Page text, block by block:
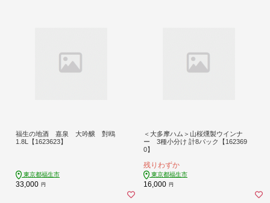
福生の地酒 嘉泉 大吟醸 對鴎
1.8L【1623623】
東京都福生市
33,000 円
＜大多摩ハム＞山桜燻製ウインナ
ー 3種小分け 計8パック【162369
0】
残りわずか
東京都福生市
16,000 円